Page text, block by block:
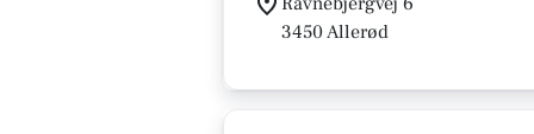
3450 Allerød